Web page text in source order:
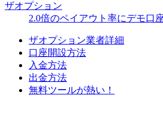
ザオプション
2.0倍のペイアウト率にデモ口
ザオプション業者詳細
口座開設方法
入金方法
出金方法
無料ツールが熱い！